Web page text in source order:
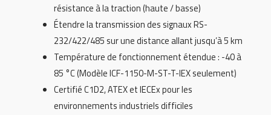
résistance à la traction (haute / basse)
Étendre la transmission des signaux RS-
232/422/485 sur une distance allant jusqu’à 5 km
Température de fonctionnement étendue : -40 à
85 °C (Modèle ICF-1150-M-ST-T-IEX seulement)
Certifié C1D2, ATEX et IECEx pour les
environnements industriels difficiles